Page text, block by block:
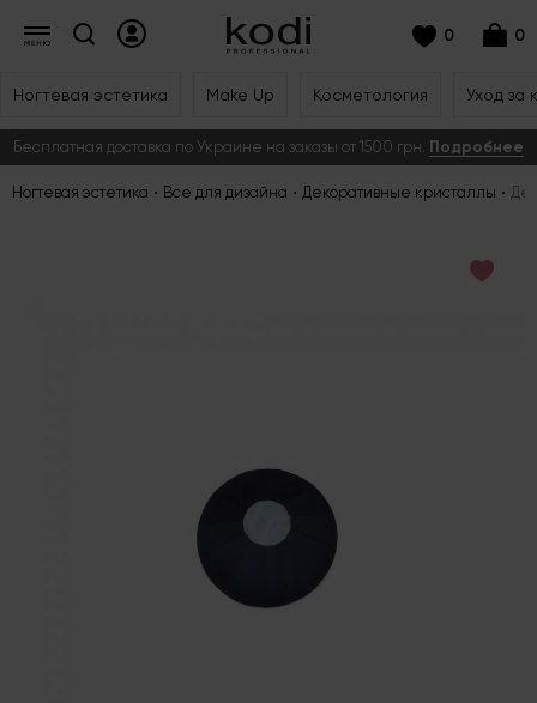
0 0
Ногтевая эстетика Make Up Косметология Уход за
Бесплатная доставка по Украине на заказы от 1500 грн. Подробнее
Ногтевая эстетика Все для дизайна Декоративные кристаллы